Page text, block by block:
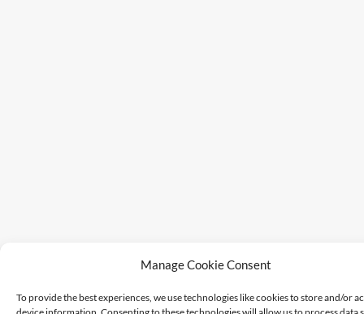
Manage Cookie Consent
To provide the best experiences, we use technologies like cookies to store and/or